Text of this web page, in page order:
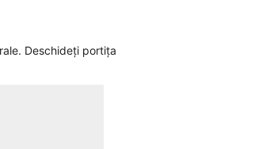
Deschideți portița